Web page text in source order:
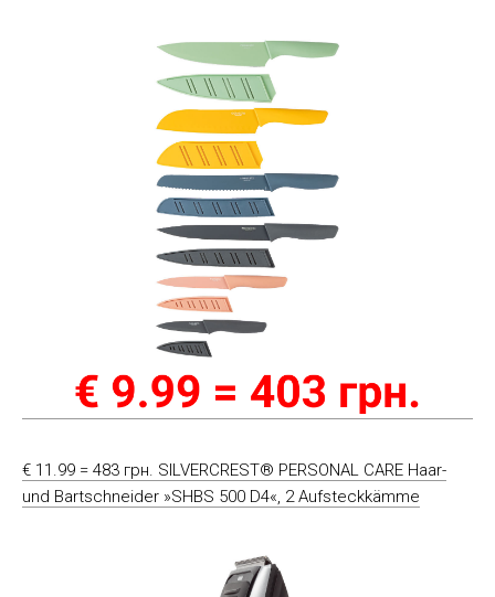
€ 11.99 = 483 грн. SILVERCREST® PERSONAL CARE Haar-
und Bartschneider »SHBS 500 D4«, 2 Aufsteckkämme